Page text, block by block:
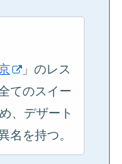
」のレス
てのスイー
、デザート
名を持つ。